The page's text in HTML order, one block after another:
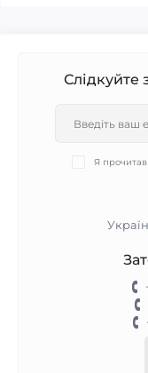
Слідкуйте
Я прочитав